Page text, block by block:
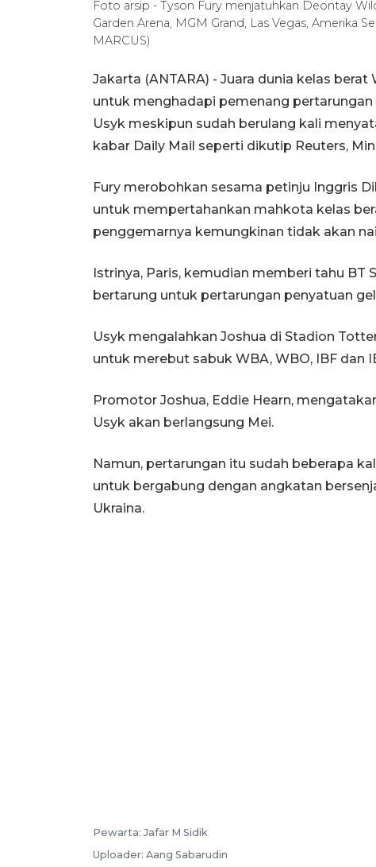
Foto arsip - Tyson Fury menjatuhkan Deontay
Garden Arena, MGM Grand, Las Vegas, Amerika
MARCUS)
Jakarta (ANTARA) - Juara dunia kelas
untuk menghadapi pemenang
Usyk meskipun sudah berulang kali
kabar Daily Mail seperti dikutip Reuters,
Fury merobohkan sesama petinju Inggris
untuk mempertahankan mahkota kelas
penggemarnya kemungkinan tidak akan
Istrinya, Paris, kemudian memberi tahu BT
bertarung untuk pertarungan penyatuan
Usyk mengalahkan Joshua di Stadion
untuk merebut sabuk WBA, WBO, IBF dan
Promotor Joshua, Eddie Hearn,
Usyk akan berlangsung Mei.
Namun, pertarungan itu sudah beberapa
untuk bergabung dengan angkatan
Ukraina.
Pewarta: Jafar M Sidik
Uploader: Aang Sabarudin